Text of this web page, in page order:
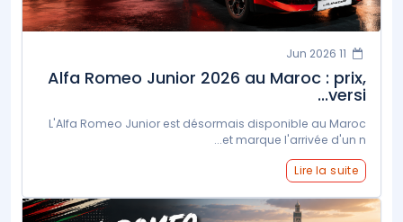
Alfa Romeo Junior 2026 au Maroc : prix,
versi...
L'Alfa Romeo Junior est désormais disponible au Maroc
et marque l'arrivée d'un n...
Lire la suite